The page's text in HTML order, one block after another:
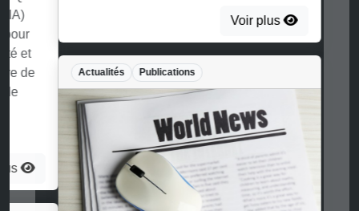
Voir plus
Actualités Publications